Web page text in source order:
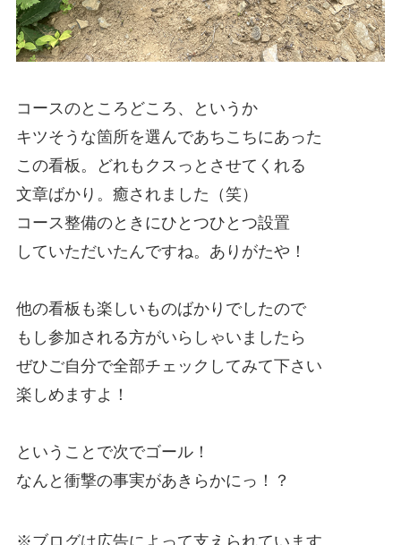
コースのところどころ、というか
キツそうな箇所を選んであちこちにあった
この看板。どれもクスっとさせてくれる
文章ばかり。癒されました（笑）
コース整備のときにひとつひとつ設置
していただいたんですね。ありがたや！
他の看板も楽しいものばかりでしたので
もし参加される方がいらしゃいましたら
ぜひご自分で全部チェックしてみて下さい
楽しめますよ！
ということで次でゴール！
なんと衝撃の事実があきらかにっ！？
※ブログは広告によって支えられています